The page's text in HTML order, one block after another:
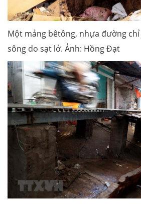
Một mảng bêtông, nhựa đường
sông do sạt lở. Ảnh: Hồng Đạt